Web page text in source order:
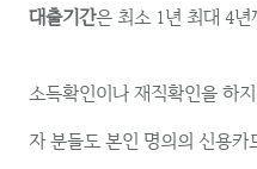
대출기간은 최소 1년 최대 4년
소득확인이나 재직확인을 하
자 분들도 본인 명의의 신용